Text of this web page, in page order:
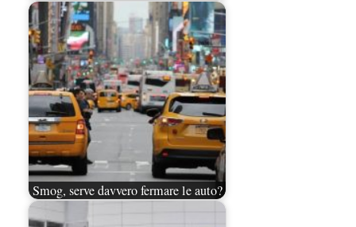
Smog, serve davvero fermare le auto?